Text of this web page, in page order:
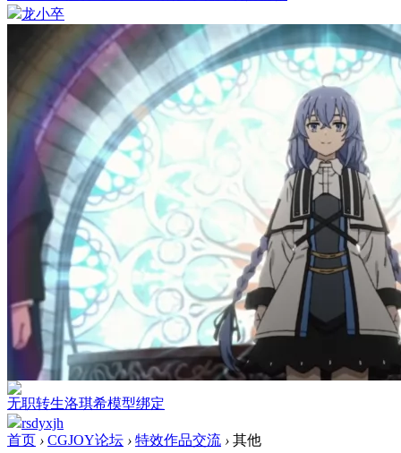
龙小卒
无职转生洛琪希模型绑定
rsdyxjh
首页 › CGJOY论坛 › 特效作品交流 › 其他